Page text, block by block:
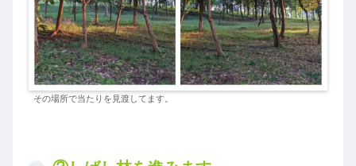
その場所で当たりを見渡してます。